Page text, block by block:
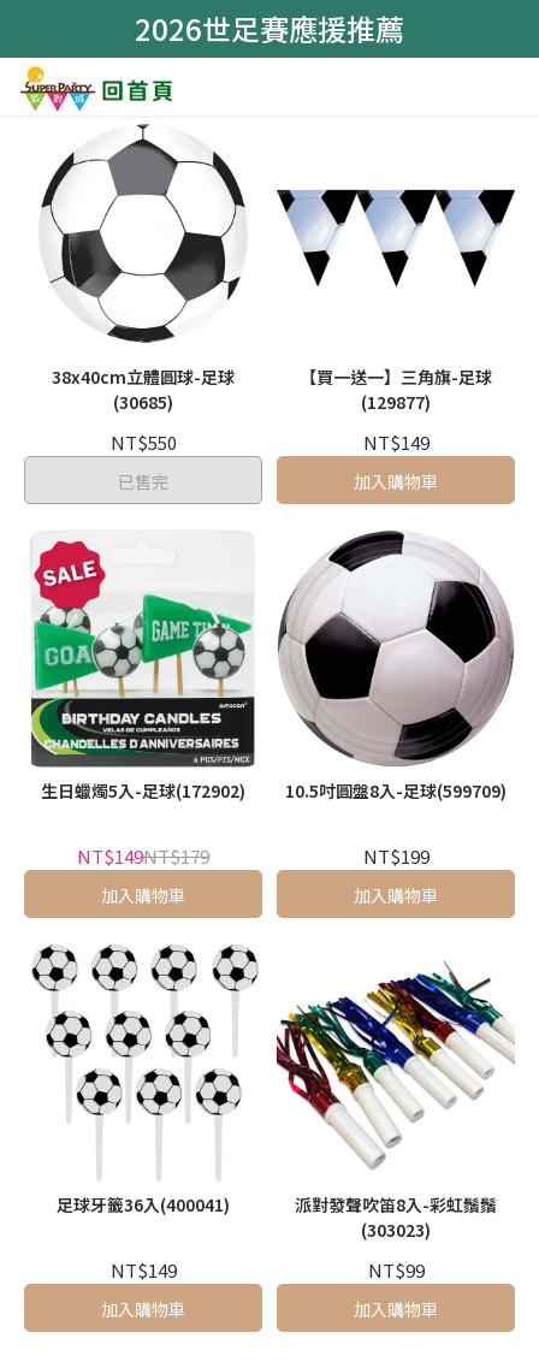
2026世足賽應援推薦
38x40cm立體圓球-足球
(30685)
NT$550
已售完
【買一送一】三角旗-足球
(129877)
NT$149
加入購物車
生日蠟燭5入-足球(172902)
NT$149NT$179
加入購物車
10.5吋圓盤8入-足球(599709)
NT$199
加入購物車
足球牙籤36入(400041)
NT$149
加入購物車
派對發聲吹笛8入-彩虹鬚鬚
(303023)
NT$99
加入購物車